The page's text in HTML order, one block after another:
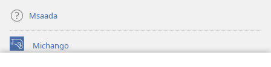
Msaada
Michango
(opens